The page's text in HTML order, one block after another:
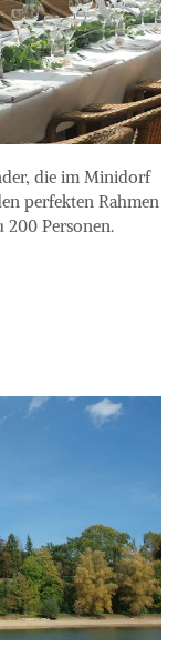
die im Minidorf
perfekten Rahmen
200 Personen.